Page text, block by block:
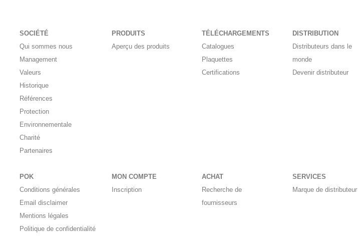
SOCIÉTÉ
Qui sommes nous
Management
Valeurs
Historique
Références
Protection
Environnementale
Charité
Partenaires
PRODUITS
Aperçu des produits
TÉLÉCHARGEMENTS
Catalogues
Plaquettes
Certifications
DISTRIBUTION
Distributeurs dans le
monde
Devenir distributeur
POK
Conditions générales
Email disclaimer
Mentions légales
Politique de confidentialité
MON COMPTE
Inscription
ACHAT
Recherche de
fournisseurs
SERVICES
Marque de distributeur